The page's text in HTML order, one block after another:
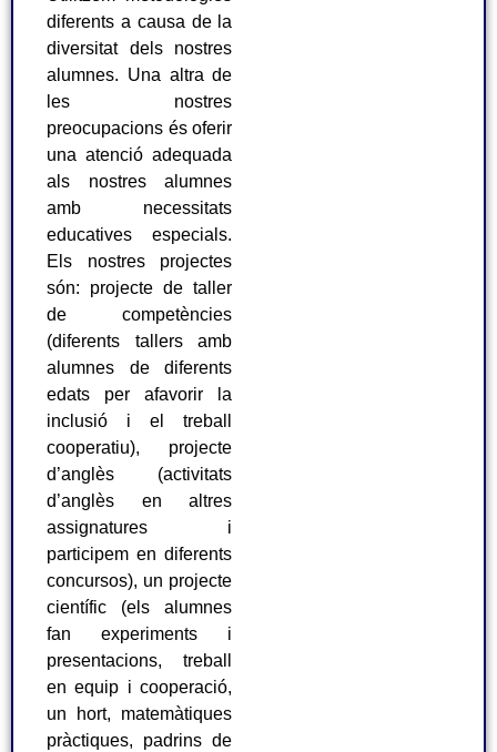
diferents a causa de la
diversitat dels nostres
alumnes. Una altra de
les nostres
preocupacions és oferir
una atenció adequada
als nostres alumnes
amb necessitats
educatives especials.
Els nostres projectes
són: projecte de taller
de competències
(diferents tallers amb
alumnes de diferents
edats per afavorir la
inclusió i el treball
cooperatiu), projecte
d’anglès (activitats
d’anglès en altres
assignatures i
participem en diferents
concursos), un projecte
científic (els alumnes
fan experiments i
presentacions, treball
en equip i cooperació,
un hort, matemàtiques
pràctiques, padrins de